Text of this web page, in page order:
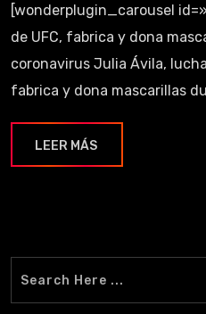
[wonderplugin_carousel
de UFC, fabrica y dona
coronavirus Julia Ávila,
fabrica y dona mascarillas
LEER MÁS